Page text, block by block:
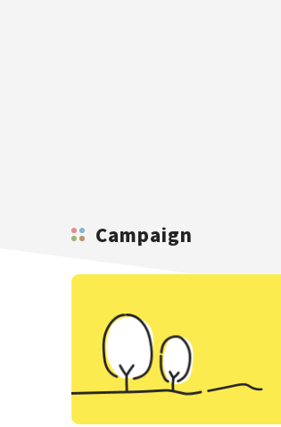
Campaign